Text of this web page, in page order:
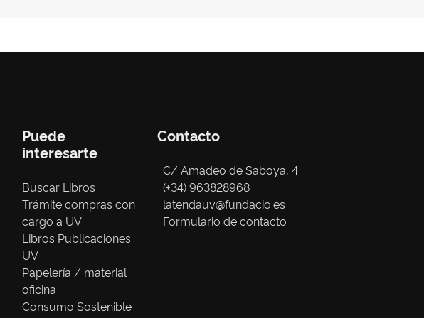
Puede
interesarte
Buscar Libros
Trámite compras con
cargo a UV
Libros Publicaciones
UV
Papelería / material
oficina
Consumo Sostenible
Contacto
C/ Amadeo de Saboya, 4
(+34) 963828968
latendauv@fundacio.es
Formulario de contacto